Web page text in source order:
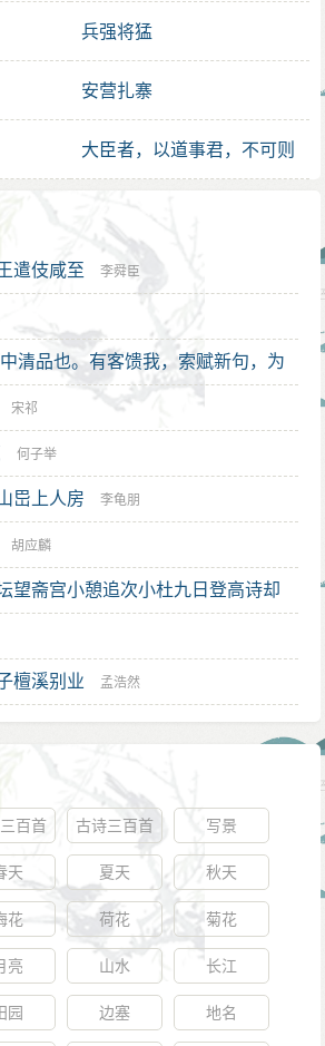
兵强将猛
安营扎寨
大臣者，以道事君，不可则
遣伎咸至 李舜臣
清品也。有客馈我，索赋新句，为
宋祁
何子举
岊上人房 李龟朋
胡应麟
望斋宫小憩追次小杜九日登高诗却
檀溪别业 孟浩然
百首 古诗三百首 写景
天 夏天 秋天
花 荷花 菊花
亮 山水 长江
园 边塞 地名